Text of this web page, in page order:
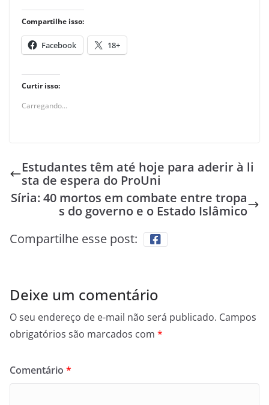
Compartilhe isso:
Facebook 18+
Curtir isso:
Carregando...
Estudantes têm até hoje para aderir à li
sta de espera do ProUni
Síria: 40 mortos em combate entre tropa
s do governo e o Estado Islâmico
Compartilhe esse post:
Deixe um comentário
O seu endereço de e-mail não será publicado. Campos
obrigatórios são marcados com *
Comentário *